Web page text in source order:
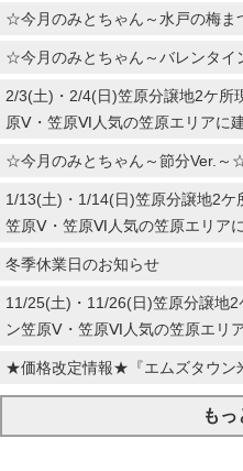
☆今月のみとちゃん～水戸の梅ま
☆今月のみとちゃん～バレンタイ
2/3(土)・2/4(日)笠原分譲地2ケ所
原Ⅴ・笠原Ⅵ人気の笠原エリアに
☆今月のみとちゃん～節分Ver.～
1/13(土)・1/14(日)笠原分譲地2ケ
笠原Ⅴ・笠原Ⅵ人気の笠原エリア
冬季休業日のお知らせ
11/25(土)・11/26(日)笠原分譲地
ン笠原Ⅴ・笠原Ⅵ人気の笠原エリ
★価格改定情報★『エムズタウン
もっ